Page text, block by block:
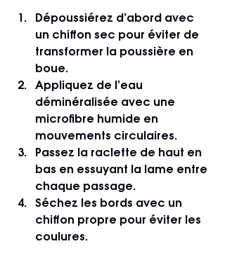
Dépoussiérez d’abord avec
un chiffon sec pour éviter de
transformer la poussière en
boue.
Appliquez de l’eau
déminéralisée avec une
microfibre humide en
mouvements circulaires.
Passez la raclette de haut en
bas en essuyant la lame entre
chaque passage.
Séchez les bords avec un
chiffon propre pour éviter les
coulures.